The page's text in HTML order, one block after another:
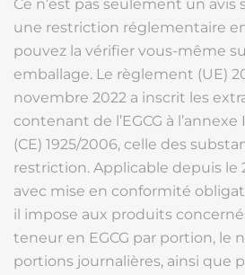
Ce n’est pas seulement un avis
une restriction réglementaire
pouvez la vérifier vous-même
emballage. Le règlement (UE)
novembre 2022 a inscrit les
contenant de l’EGCG à
(CE) 1925/2006, celle des
restriction. Applicable depuis le
avec mise en conformité
il impose aux produits
teneur en EGCG par portion, le
portions journalières, ainsi que